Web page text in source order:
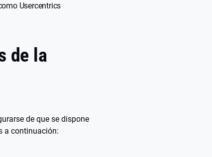
Usercentrics
de la
de que se dispone
a continuación: